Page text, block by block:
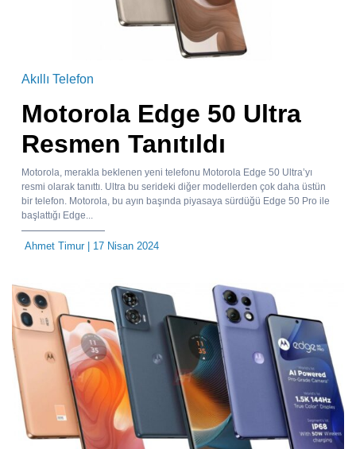
Akıllı Telefon
Motorola Edge 50 Ultra
Resmen Tanıtıldı
Motorola, merakla beklenen yeni telefonu Motorola Edge 50 Ultra’yı
resmi olarak tanıttı. Ultra bu serideki diğer modellerden çok daha üstün
bir telefon. Motorola, bu ayın başında piyasaya sürdüğü Edge 50 Pro ile
başlattığı Edge...
Ahmet Timur| 17 Nisan 2024